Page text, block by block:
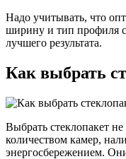
Надо учитывать, что
ширину и тип профиля
лучшего результата.
Как выбрать
Выбрать стеклопакет
количеством камер,
энергосбережением.